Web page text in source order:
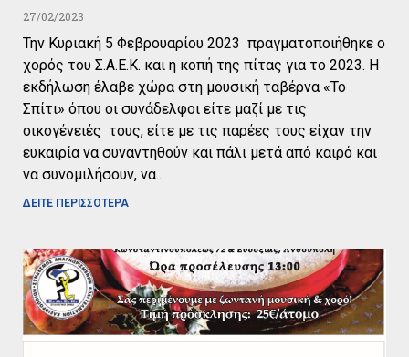
27/02/2023
Την Κυριακή 5 Φεβρουαρίου 2023 πραγματοποιήθηκε ο
χορός του Σ.Α.Ε.Κ. και η κοπή της πίτας για το 2023. Η
εκδήλωση έλαβε χώρα στη μουσική ταβέρνα «Το
Σπίτι» όπου οι συνάδελφοι είτε μαζί με τις
οικογένειές τους, είτε με τις παρέες τους είχαν την
ευκαιρία να συναντηθούν και πάλι μετά από καιρό και
να συνομιλήσουν, να
ΔΕΙΤΕ ΠΕΡΙΣΣΟΤΕΡΑ